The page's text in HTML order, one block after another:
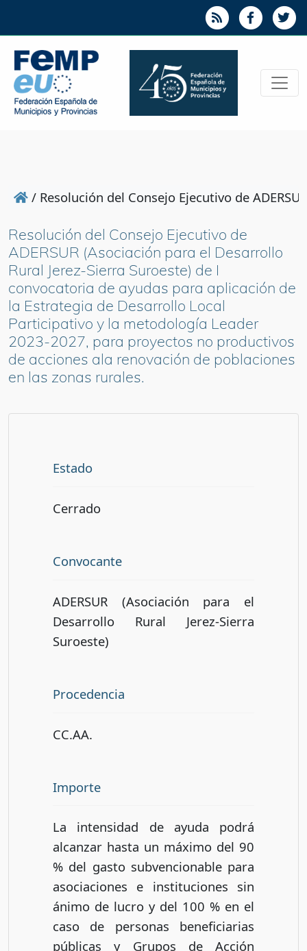
/ Resolución del Consejo Ejecutivo de
Resolución del Consejo Ejecutivo de
ADERSUR (Asociación para el Desarrollo
Rural Jerez-Sierra Suroeste) de I
convocatoria de ayudas para aplicación de
la Estrategia de Desarrollo Local
Participativo y la metodología Leader
2023-2027, para proyectos no productivos
de acciones ala renovación de poblaciones
en las zonas rurales.
Estado
Cerrado
Convocante
ADERSUR (Asociación para el
Desarrollo Rural Jerez-Sierra
Suroeste)
Procedencia
CC.AA.
Importe
La intensidad de ayuda podrá
alcanzar hasta un máximo del 90
% del gasto subvencionable para
asociaciones e instituciones sin
ánimo de lucro y del 100 % en el
caso de personas beneficiarias
públicas y Grupos de Acción